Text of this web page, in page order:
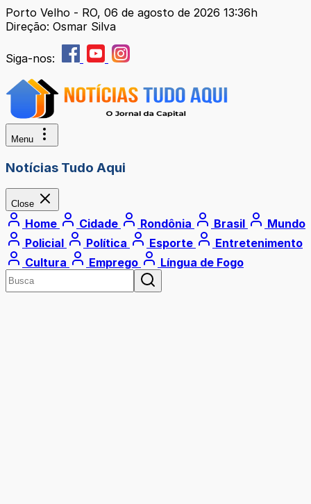
Porto Velho - RO, 06 de agosto de 2026 13:36h
Direção: Osmar Silva
Siga-nos:
Menu
Notícias Tudo Aqui
Close
Home Cidade Rondônia Brasil
Mundo
Policial
Política Esporte
Entretenimento
Cultura
Emprego Língua de Fogo